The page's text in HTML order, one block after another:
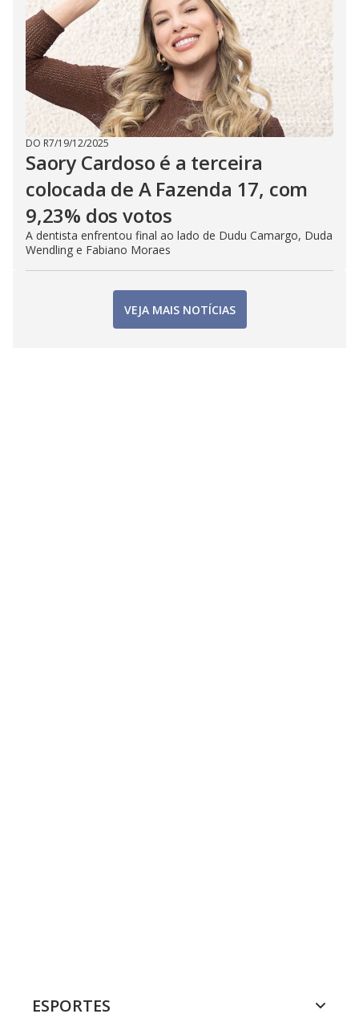
DO R7/19/12/2025
Saory Cardoso é a terceira
colocada de A Fazenda 17, com
9,23% dos votos
A dentista enfrentou final ao lado de Dudu Camargo, Duda
Wendling e Fabiano Moraes
VEJA MAIS NOTÍCIAS
ESPORTES